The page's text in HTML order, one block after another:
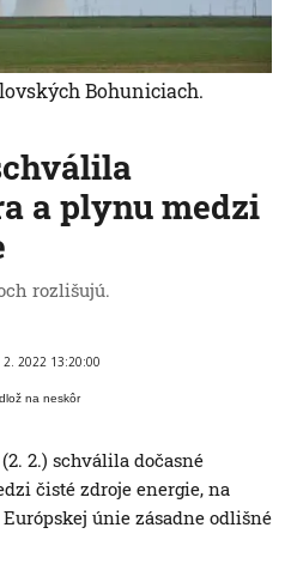
a plynu medzi
rozlišujú.
2. 2022 13:20:00
na neskôr
Bohuniciach.
2.) schválila dočasné
čisté zdroje energie, na
únie zásadne odlišné